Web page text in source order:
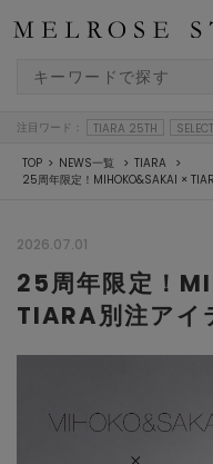
注目ワード： TIARA 25TH SELECT
TOP NEWS一覧
TIARA
25周年限定！MIHOKO&SAKAI ×
2026.07.01
25周年限定！
TIARA別注アイ